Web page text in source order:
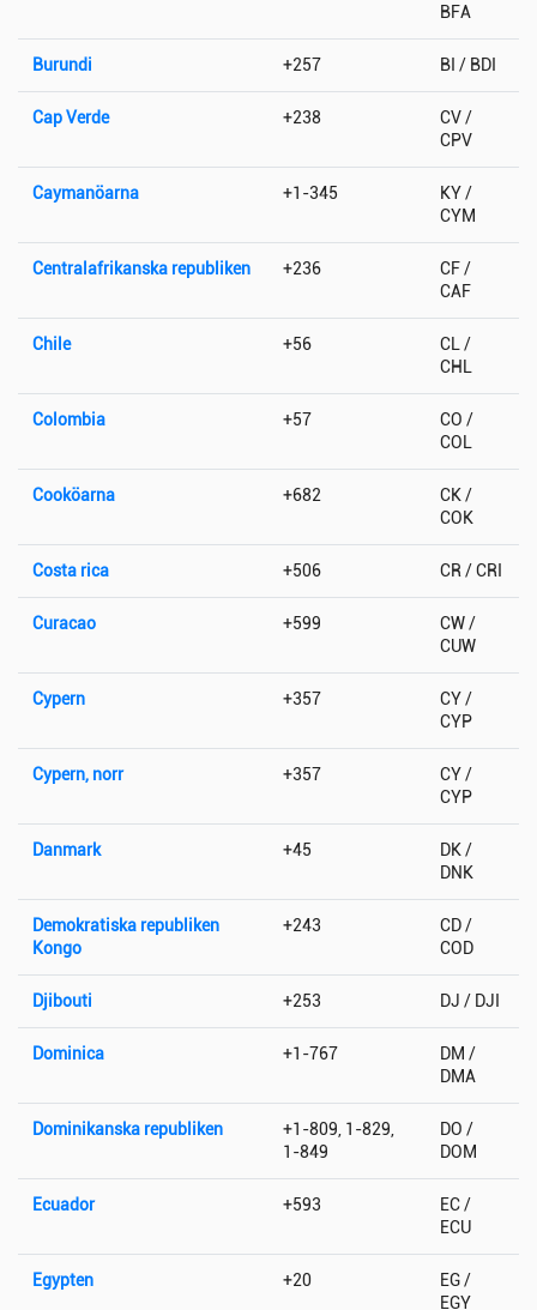
BFA
Burundi +257 BI / BDI
Cap Verde +238
CV /
CPV
Caymanöarna +1-345
KY /
CYM
Centralafrikanska republiken +236
CF /
CAF
Chile +56
CL /
CHL
Colombia +57
CO /
COL
Cooköarna +682
CK /
COK
Costa rica +506 CR / CRI
Curacao +599
CW /
CUW
Cypern +357
CY /
CYP
Cypern, norr +357
CY /
CYP
Danmark +45
DK /
DNK
Demokratiska republiken
Kongo
+243
CD /
COD
Djibouti +253 DJ / DJI
Dominica +1-767
DM /
DMA
Dominikanska republiken
+1-809, 1-829,
1-849
DO /
DOM
Ecuador +593
EC /
ECU
Egypten +20
EG /
EGY